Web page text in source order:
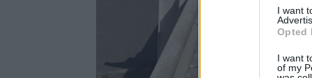
I want
Opted
I want
of my